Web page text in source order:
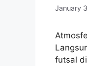
January
futsal